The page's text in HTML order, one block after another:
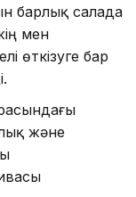
барлық салада
мен
өткізуге бар
және